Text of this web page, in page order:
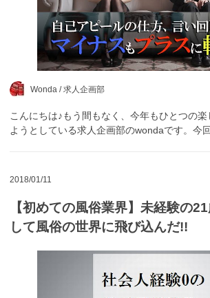
Wonda /求人企画部
こんにちは♪もう間もなく、今年もひとつの楽
ようとしている求人企画部のwondaです。今
2018/01/11
【初めての風俗業界】未経験の
して風俗の世界に飛び込んだ!!